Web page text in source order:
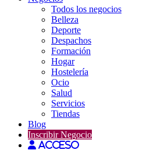
Todos los negocios
Belleza
Deporte
Despachos
Formación
Hogar
Hostelería
Ocio
Salud
Servicios
Tiendas
Blog
Inscribir Negocio
Acceso